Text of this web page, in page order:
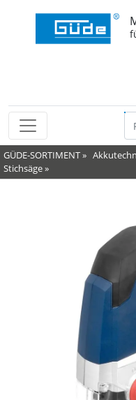
GÜDE-SORTIMENT»
Stichsäge»